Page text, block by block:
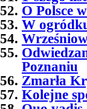
O Polsce
W
Poznaniu
Zmarła
Kolejne